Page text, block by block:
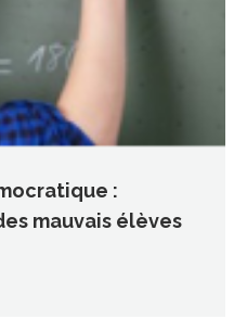
:
mauvais élèves